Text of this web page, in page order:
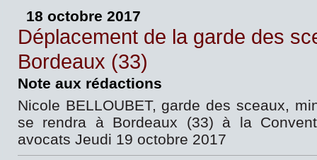
18 octobre 2017
Déplacement de la garde des
Bordeaux (33)
Note aux rédactions
Nicole BELLOUBET, garde des sceaux,
se rendra à Bordeaux (33) à la
avocats Jeudi 19 octobre 2017